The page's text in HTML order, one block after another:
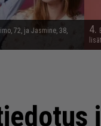
72, ja Jasmine, 38,
4.